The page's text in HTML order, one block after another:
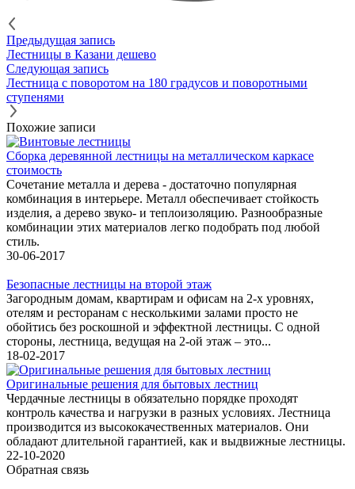
Предыдущая запись
Лестницы в Казани дешево
Следующая запись
Лестница с поворотом на 180 градусов и поворотными
ступенями
Похожие записи
Сборка деревянной лестницы на металлическом каркасе
стоимость
Сочетание металла и дерева - достаточно популярная
комбинация в интерьере. Металл обеспечивает стойкость
изделия, а дерево звуко- и теплоизоляцию. Разнообразные
комбинации этих материалов легко подобрать под любой
стиль.
30-06-2017
Безопасные лестницы на второй этаж
Загородным домам, квартирам и офисам на 2-х уровнях,
отелям и ресторанам с несколькими залами просто не
обойтись без роскошной и эффектной лестницы. С одной
стороны, лестница, ведущая на 2-ой этаж – это...
18-02-2017
Оригинальные решения для бытовых лестниц
Чердачные лестницы в обязательно порядке проходят
контроль качества и нагрузки в разных условиях. Лестница
производится из высококачественных материалов. Они
обладают длительной гарантией, как и выдвижные лестницы.
22-10-2020
Обратная связь